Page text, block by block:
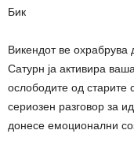
Бик
Викендот ве охрабрува
Сатурн ја активира
ослободите од старите
сериозен разговор за
донесе емоционални